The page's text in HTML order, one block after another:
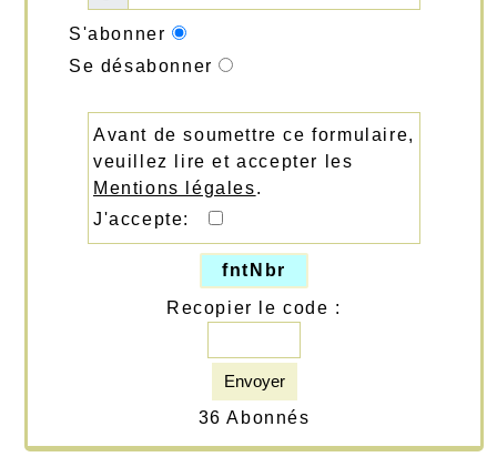
S'abonner
Se désabonner
Avant de soumettre ce formulaire,
veuillez lire et accepter les
Mentions légales.
J'accepte:
fntNbr
Recopier le code :
Envoyer
36 Abonnés